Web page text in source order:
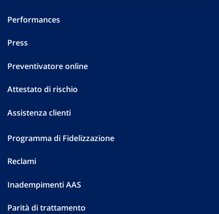
Performances
Press
Preventivatore online
Attestato di rischio
Assistenza clienti
Programma di Fidelizzazione
Reclami
Inadempimenti AAS
Parità di trattamento